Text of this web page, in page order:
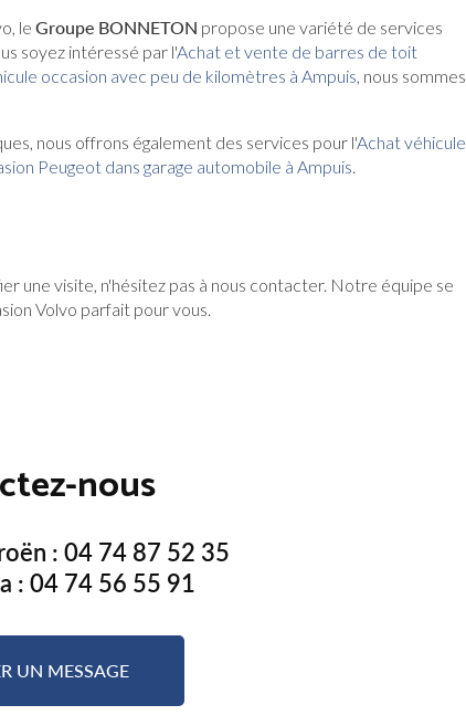
le Groupe BONNETON propose une variété de services
soyez intéressé par l'Achat et vente de barres de toit
occasion avec peu de kilomètres à Ampuis, nous sommes
nous offrons également des services pour l'Achat véhicule
Peugeot dans garage automobile à Ampuis.
une visite, n'hésitez pas à nous contacter. Notre équipe se
Volvo parfait pour vous.
nous
: 04 74 87 52 35
: 04 74 56 55 91
UN MESSAGE